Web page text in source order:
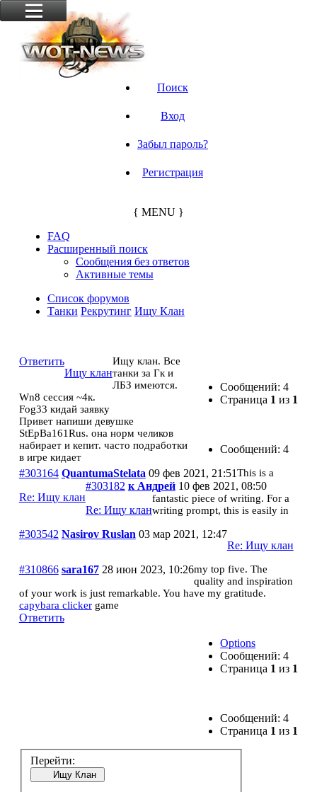
Поиск
Вход
Забыл пароль?
Регистрация
{ MENU }
FAQ
Расширенный поиск
Сообщения без ответов
Активные темы
Список форумов
Танки Рекрутинг Ищу Клан
Сообщений: 4
Страница 1 из 1
Сообщений: 4
Ответить
Ищу клан
#303164 QuantumaStelata 09 фев 2021, 21:51
Ищу клан. Все
танки за Гк и
ЛБЗ имеются.
Wn8 сессия ~4к.
Re: Ищу клан
#303182 к Андрей 10 фев 2021, 08:50
Fog33 кидай заявку
Re: Ищу клан
#303542 Nasirov Ruslan 03 мар 2021, 12:47
Привет напиши девушке
StEpBa161Rus. она норм челиков
набирает и кепит. часто подработки
в игре кидает
Re: Ищу клан
#310866 sara167 28 июн 2023, 10:26
This is a
fantastic piece of writing. For a
writing prompt, this is easily in
my top five. The
quality and inspiration
of your work is just remarkable. You have my gratitude.
capybara clickergame
Ответить
Options
Сообщений: 4
Страница 1 из 1
Сообщений: 4
Страница 1 из 1
Перейти:
Ищу Клан